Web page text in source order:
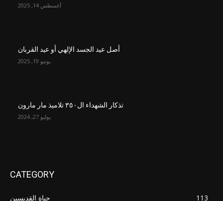
أغسطس 14, 2025
أصل عيد الجسد الإلهي أو عيد القربان
يونيو 19, 2025
تذكار الشهداء ال٣٥٠ تلاميذ مار مارون
يوليو 27, 2024
CATEGORY
حياة القديسين
113